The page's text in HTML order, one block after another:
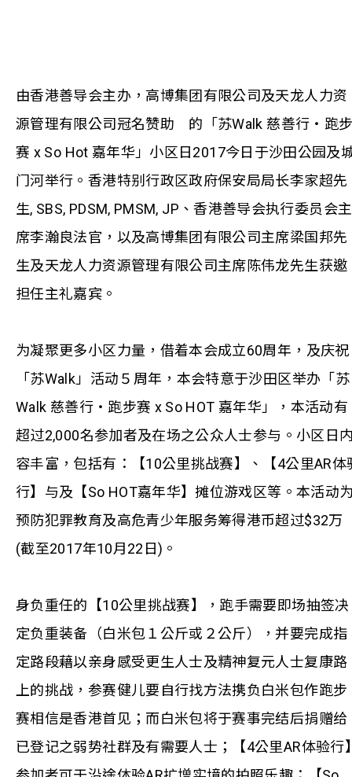
由香港善导会主办，高博集团有限公司及天龙人力资
源管理有限公司冠名赞助 的「苏Walk 慈善行‧跑
赛 x So Hot 嘉年华」小区日2017今日于沙田公园及
门河举行。香港特别行政区政府保安局局长李家超先
生, SBS, PDSM, PMSM, JP、香港善导会执行委员会主
席李瀚良法官，以及高博集团有限公司主席梁国邦先
生及天龙人力资源管理有限公司主席陈伟龙先生获邀
担任主礼嘉宾。
为凝聚更多小区力量，借着本会成立60周年，及庆祝
「苏Walk」活动５周年，本会特意于沙田区举办「苏
Walk 慈善行‧跑步赛 x So HOT 嘉年华」，本活动有
超过2,000名参加者及在场之公众人士参与。小区日
容丰富，包括有：【10公里挑战赛】、【4公里AR体
行】与及【So HOT嘉年华】摊位游戏区等。本活动
预防犯罪教育及高危青少年服务筹得港币超过$32万
(截至2017年10月22日)。
身负重任的【10公里挑战赛】，跑手需要即场抽签决
定负重装备（白米包１公斤或２公斤），并要完成指
定路段藉以亲身感受更生人士及精神复元人士复康路
上的挑战，参赛健儿要自行找方法携负白米包作跑步
赛相信是香港首见；而白米包将于赛事完结后捐赠给
已登记之弱势社群及有需要人士；【4公里AR体验行